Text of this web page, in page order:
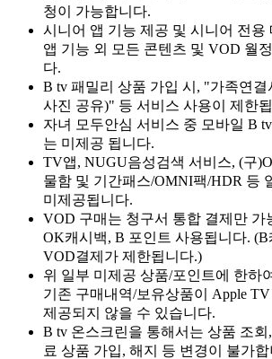
청이 가능합니다.
시니어 앱 기능 제공 및 시니어 전용
앱 기능 외 모든 콘텐츠 및 VOD 월
다.
B tv 패밀리 상품 가입 시, "가족연결
사진 공유)" 등 서비스 사용이 제한
자녀 모두안심 서비스 중 모바일 B
는 미제공 됩니다.
TV앱, NUGU음성검색 서비스, (구
물함 및 기간패스/OMNI팩/HDR 등
미제공됩니다.
VOD 구매는 청구서 통합 결제만 가
OK캐시백, B 포인트 사용됩니다.
VOD결제가 제한됩니다.)
위 일부 미제공 상품/포인트에 한하
기존 구매내역/보유상품이 Apple
제공되지 않을 수 있습니다.
B tv 온스크린을 통해서는 상품 조
료 상품 가입, 해지 등 변경이 불가